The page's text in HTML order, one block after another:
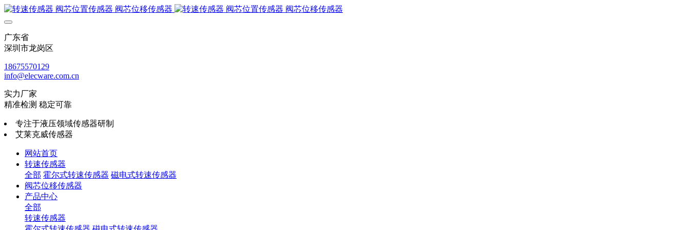
广东省
深圳市龙岗区
18675570129
info@elecware.com.cn
实力厂家
精准检测 稳定可靠
专注于液压领域传感器研制
艾莱克威传感器
网站首页
转速传感器
全部 霍尔式转速传感器 磁电式转速传感器
阀芯位移传感器
产品中心
全部
转速传感器